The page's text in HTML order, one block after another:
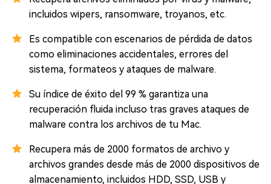
incluidos wipers, ransomware, troyanos, etc.
Es compatible con escenarios de pérdida de datos
como eliminaciones accidentales, errores del
sistema, formateos y ataques de malware.
Su índice de éxito del 99 % garantiza una
recuperación fluida incluso tras graves ataques de
malware contra los archivos de tu Mac.
Recupera más de 2000 formatos de archivo y
archivos grandes desde más de 2000 dispositivos de
almacenamiento, incluidos HDD, SSD, USB y